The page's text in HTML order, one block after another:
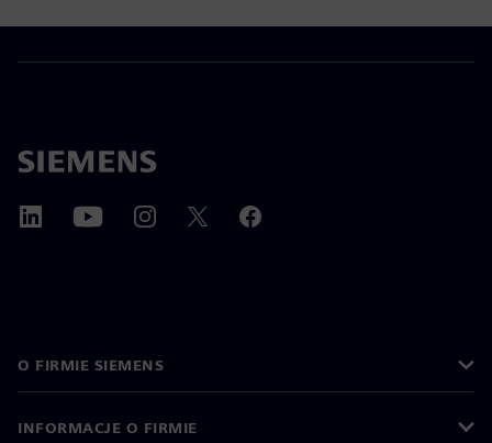
O FIRMIE SIEMENS
INFORMACJE O FIRMIE